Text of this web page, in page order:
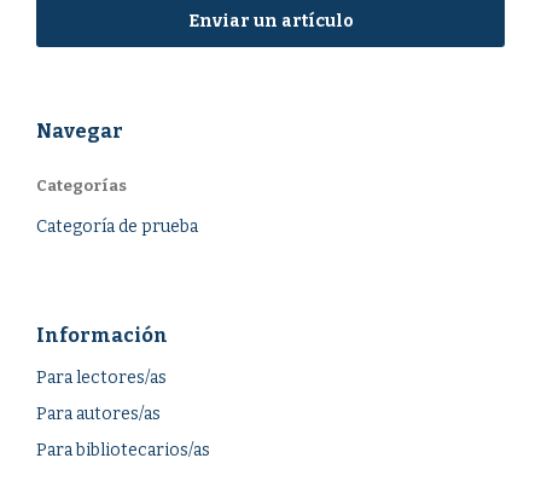
Enviar un artículo
Navegar
Categorías
Categoría de prueba
Información
Para lectores/as
Para autores/as
Para bibliotecarios/as